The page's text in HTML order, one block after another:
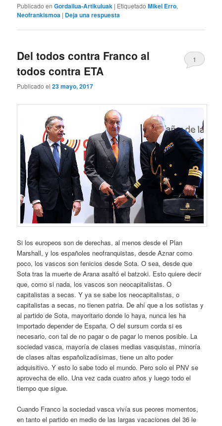
Publicado en Gordailua-Artikuluak | Etiquetado Mikel Erro,
Neofrankismoa | Deja una respuesta
Del todos contra Franco al
todos contra ETA
Publicado el23 mayo, 2017
1
Si los europeos son de derechas, al menos desde el Plan
Marshall, y los españoles neofranquistas, desde Aznar como
poco, los vascos son fenicios desde Sota. O sea, desde que
Sota tras la muerte de Arana asaltó el batzoki. Esto quiere decir
que, como si nada, los vascos son neocapitalistas. O
capitalistas a secas. Y ya se sabe los neocapitalistas, o
capitalistas a secas, no tienen patria. De ahí que a los sotistas y
al partido de Sota, mayoritario donde lo haya, nunca les ha
importado depender de España. O del sursum corda si es
necesario, con tal de no pagar o de pagar lo menos posible. La
sociedad vasca, mayoría de clases medias vasquistas, minoría
de clases altas españolizadísimas, tiene un alto poder
adquisitivo. Y esto lo sabe todo el mundo. Pero solo el PNV se
aprovecha de ello. Una vez cada cuatro años y luego todo el
tiempo que sigue.
Cuando Franco la sociedad vasca vivía sus peores momentos,
en tanto el partido en medio de las largas vacaciones del 36 le